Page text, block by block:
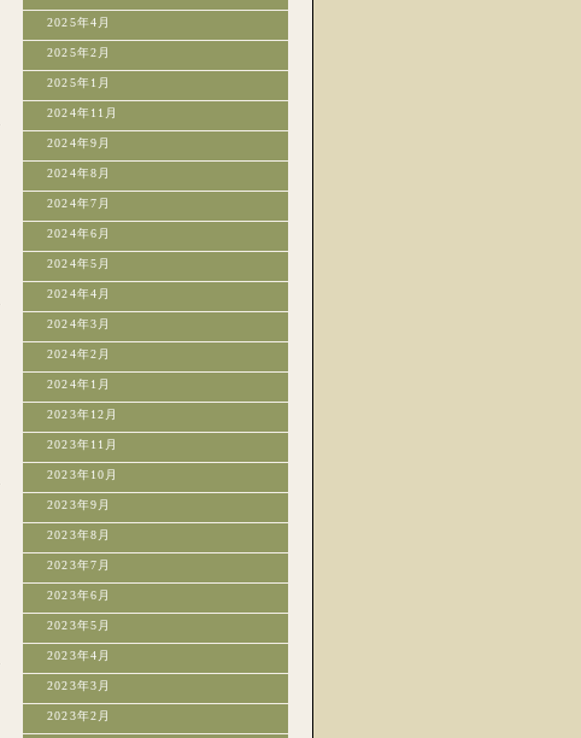
2025年4月
2025年2月
2025年1月
2024年11月
2024年9月
2024年8月
2024年7月
2024年6月
2024年5月
2024年4月
2024年3月
2024年2月
2024年1月
2023年12月
2023年11月
2023年10月
2023年9月
2023年8月
2023年7月
2023年6月
2023年5月
2023年4月
2023年3月
2023年2月